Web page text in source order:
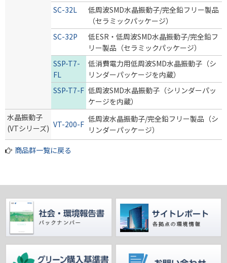
SC-32L
低周波SMD水晶振動子/完全鉛フリー製品
（セラミックパッケージ）
SC-32P
低ESR・低周波SMD水晶振動子/完全鉛フ
リー製品（セラミックパッケージ）
SSP-T7-
FL
低消費電力用低周波SMD水晶振動子（シ
リンダーパッケージを内蔵）
SSP-T7-F 低周波SMD水晶振動子（シリンダーパッ
ケージを内蔵）
水晶振動子
(VTシリーズ) VT-200-F
低周波水晶振動子/完全鉛フリー製品（シ
リンダーパッケージ）
商品群一覧に戻る